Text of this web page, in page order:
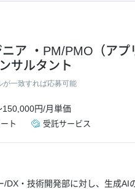
ア PM/PMO（アプ
サルタント
が一致すれば応募可能
150,000円/月単価
ト 受託サービス
/DX・技術開発部に対し、生成